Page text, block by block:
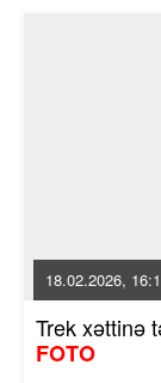
18.02.2026,
Trek xəttinə
FOTO